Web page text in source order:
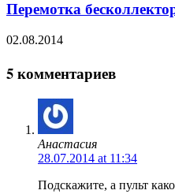
Перемотка
02.08.2014
5 комментариев
Анастасия
28.07.2014 at 11:34
Подскажите, а пульт